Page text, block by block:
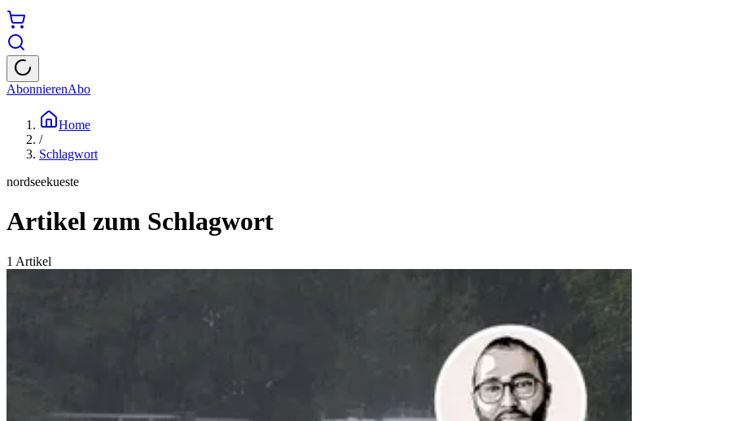
AbonnierenAbo
Home
/
Schlagwort
nordseekueste
Artikel zum Schlagwort
1 Artikel